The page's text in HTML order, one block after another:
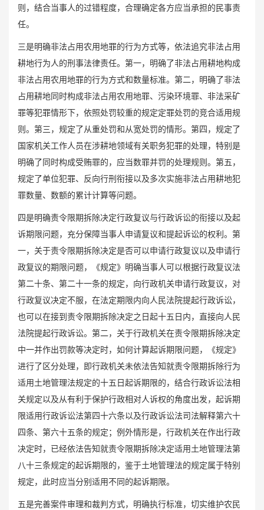
则，结合当事人的过错程度，合理确定各方应当承担的民事责
任。
三是明确非法占用农用地罪的行为方式等，依法追究非法占用
耕地行为人的刑事法律责任。第一，明确了非法占用耕地构成
非法占用农用地罪的行为方式和数量标准。第二，明确了非法
占用耕地同时构成非法占用农用地罪、污染环境罪、非法采矿
罪等犯罪情形下，依照处罚较重的规定定罪处罚的竞合适用规
则。第三，规定了从重处罚和从宽处罚的情形。第四，规定了
国家机关工作人员在涉耕地领域有关职务犯罪的处理，特别是
明确了同时构成受贿罪的，应当数罪并罚的处理规则。第五，
规定了单位犯罪、反向行刑衔接以及多次实施非法占用耕地犯
罪数量、数额的累计计算等问题。
四是明确责令限期拆除决定行政复议与行政诉讼的衔接以及起
诉期限问题，充分保障当事人申请复议和提起诉讼的权利。第
一，关于责令限期拆除决定是否可以申请行政复议以及申请行
政复议的期限问题，《规定》明确当事人可以根据行政复议法
第二十条、第二十一条的规定，向行政机关申请行政复议，对
行政复议决定不服，在法定期限内向人民法院提起行政诉讼，
也可以在接到责令限期拆除决定之日起十五日内，直接向人民
法院提起行政诉讼。第二，关于行政机关在责令限期拆除决定
中一并作出罚款等决定时，如何计算起诉期限问题，《规定》
进行了区分处理，即行政机关未依法告知就责令限期拆除行为
适用土地管理法规定的十五日起诉期限的，结合行政诉讼法相
关规定以及从有利于保护行政相对人诉权的角度出发，起诉期
限适用行政诉讼法第四十六条以及行政诉讼法司法解释第六十
四条、第六十五条的规定；例外情形是，行政机关在作出行政
决定时，已经依法告知就责令限期拆除决定适用土地管理法第
八十三条规定的起诉期限的，鉴于土地管理法的规定属于特别
规定，此时应当分别适用不同的起诉期限。
五是完善案件审理和裁判方式，明确执行标准，切实维护农民